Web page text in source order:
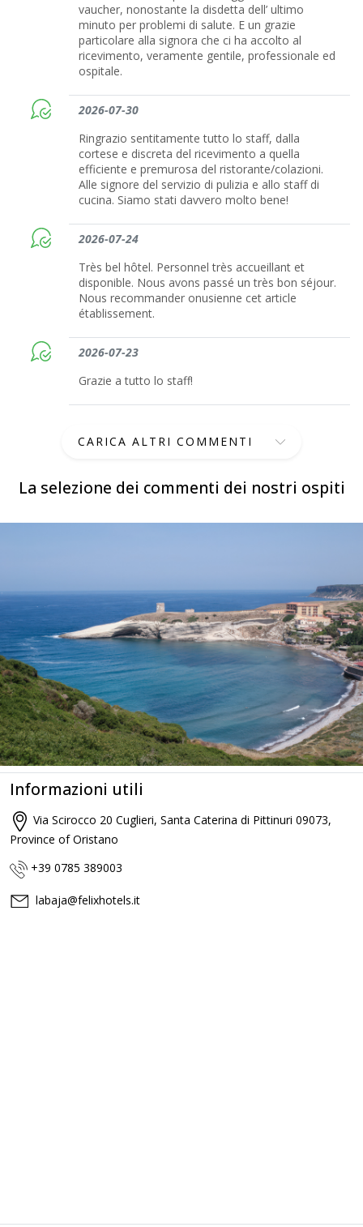
La selezione dei commenti dei nostri ospiti
vaucher, nonostante la disdetta dell’ ultimo
minuto per problemi di salute. E un grazie
particolare alla signora che ci ha accolto al
ricevimento, veramente gentile, professionale ed
ospitale.
2026-07-30
Ringrazio sentitamente tutto lo staff, dalla
cortese e discreta del ricevimento a quella
efficiente e premurosa del ristorante/colazioni.
Alle signore del servizio di pulizia e allo staff di
cucina. Siamo stati davvero molto bene!
2026-07-24
Très bel hôtel. Personnel très accueillant et
disponible. Nous avons passé un très bon séjour.
Nous recommander onusienne cet article
établissement.
2026-07-23
Grazie a tutto lo staff!
CARICA ALTRI COMMENTI
Informazioni utili
Via Scirocco 20 Cuglieri, Santa Caterina di Pittinuri 09073,
Province of Oristano
+39 0785 389003
labaja@felixhotels.it